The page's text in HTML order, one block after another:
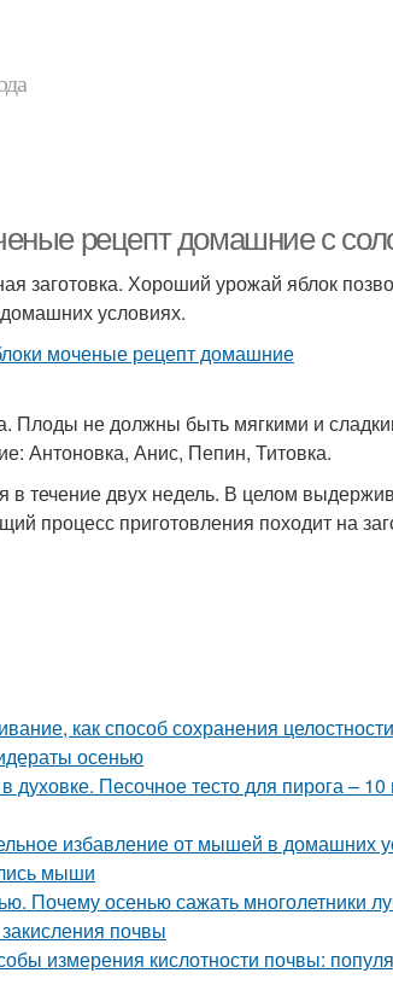
рецепт домашние с
заготовка. Хороший урожай яблок
условиях.
Плоды не должны быть мягкими и
Антоновка, Анис, Пепин, Титовка.
течение двух недель. В целом
процесс приготовления походит на
как способ сохранения
осенью
духовке. Песочное тесто для пирога –
избавление от мышей в домашних
мыши
Почему осенью сажать многолетники
почвы
измерения кислотности почвы: